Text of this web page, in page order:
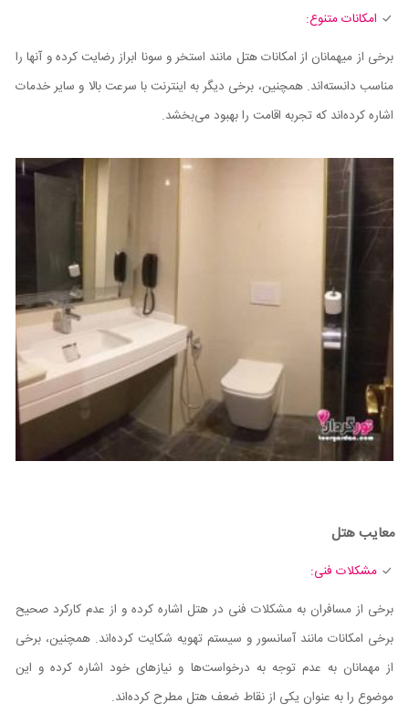
امکانات متنوع:
برخی از میهمانان از امکانات هتل مانند استخر و سونا ابراز رضایت کرده و آنها را
مناسب دانسته‌اند. همچنین، برخی دیگر به اینترنت با سرعت بالا و سایر خدمات
اشاره کرده‌اند که تجربه اقامت را بهبود می‌بخشد.
معایب هتل
مشکلات فنی:
برخی از مسافران به مشکلات فنی در هتل اشاره کرده و از عدم کارکرد صحیح
برخی امکانات مانند آسانسور و سیستم تهویه شکایت کرده‌اند. همچنین، برخی
از مهمانان به عدم توجه به درخواست‌ها و نیازهای خود اشاره کرده و این
موضوع را به عنوان یکی از نقاط ضعف هتل مطرح کرده‌اند.